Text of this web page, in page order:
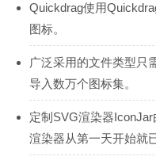
Quickdrag使用
图标。
广泛采用的文件类型只
导入数万个图标集。
定制SVG渲染器
渲染器从第一天开始就